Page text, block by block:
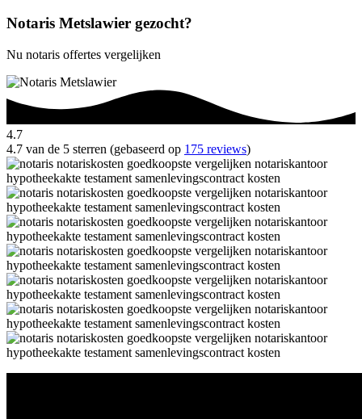
Notaris Metslawier gezocht?
Nu notaris offertes vergelijken
4.7
4.7 van de 5 sterren (gebaseerd op 175 reviews)